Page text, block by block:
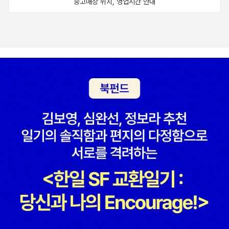
르겠습니다. 그래도 나는 그것을 감수할 용의가 있습니다. 나는 그런
내가 겪은 심적 고통을 안다면 나를 오히려 동정할 것입니다. (중략)
내가 여러분에게 병들고 가난한 모습으로 보이는 것이 나에게서 가장
흉한 면은 아닙니다. 나는 원칙의 혼돈 속에 빠졌습니다. 어둠 속에서
암중모색을 하고 있습니다. 선례를 따르는 것이 아니라 본능에 따라
행동하는 것입니다. 팔구년 전 내가 처음으로 이곳에 왔을 때 나에게
는 확고한 의견이 쏠쏠하게 비축되어 있었습니다. 그러나 그 의견들
은 하나씩 하나씩 나에게서 떨어져 나갔습니다. 나에게는 앞으로 나
아갈수록 확실한 것이 없습니다. 지금의 내 생활법규에서는 나 말고
는 누구에게도 해가 되지 않는, 오히려 내가 가장 사랑하는 사람들에
게 사실상 기쁨을 안겨주는 내 기호를 따르는 것 이외에 달리 할 것이
때문에 아프게 만들었던 사람. 그런데 시간이 지나 그를 다시 보니, 예
해 수다 떠는 것도 찐재미 아닌가. 그런데 니콜라, 신부일 때 잘생겼었
는데.... 속세의 남자가 되어보니, 그냥 보통남자 1 이네요... 하하하하
무튼 여자 둘이서 5년전 뜨겁게 잘생겨서 반했던 남자 얘기하면서,
예전처럼 잘생기진 않았더라고, 이러는 거 너무 좋았다. ㅋㅋㅋㅋㅋ
다. 방금 전에 구매자평 쓰긴 했는데, 아름다운 소설이다. 게다가 똑똑
한 소설이다. 와- 작가란, 그러니까 이야기를 만들어내는 사람이란,
이렇게 똑똑한게 맞지.. 라는 생각이 들면서, 나 따위, 머릿속에 아무
것도 없는데 뭘 쓰냐, 싶으면서 소설 쓴다고 깝치지 말자.. 라는 생각
다. 비싼 책값, 그 가치 이상을 하는 지만지 만의 (가끔) 특별한 책들.
압도적으로 비싼 책값이 부담스럽기는 하겠구나). 자본주의, 많은 것
을 소유하고 더 많은 부를 갖는 것이, 탐욕이 당연하게 여겨지는 사회,
잠깐이라도 브레이크를 걸어주는 작품. 아서 밀러, <다리에서 바라
본 풍경>캬, 역시 아서 밀러. 이 작품도 미쳤어. 질투와 배신, 포비아
적 감정에 대한 묘사 등 인간 내면의 강렬하고도 복잡한 심리와 욕망,
에서도 여전하다. <세일즈맨의 죽음>으로 유명한 아서 밀러, 이 작품
도 필독!(지만지 종이책 비싸다고 여겨지는 분은 전자책도 있어요....)
얼마전 페넬로페 님이 지만지 관계자냐고 물으셨는데 아닙니다. ㅋㅋ
생겨먹었는지, 여느때처럼 주말에 집으로 가다가 언덕 위에서 자기에
게 추근대는 젊은 여성을 만나게 되고 그녀를 욕망하게 된다. 매주 그
녀를 만나기를 고대한다. 어느 순간에는 공부가 다 뭐야, 나는 그녀만
있으면 된다, 막 이렇게 된단 말이지. 그녀를 만나느라 공부도 등한시
하게 되고 욕망에 이끌리고 키스하고 싶고.. 막 이러는데, 그를 유혹해
서 결혼하고 싶었던 여성 '아라벨라'는, 혹여라도 주드가 자기와 결혼
하지 않을까봐 임신했다고 거짓을 말하여 그와 결혼한다. 그러나 그
를 보고 그를 유혹하는 여성이란 어떤 여성인가. 그 마을에서 저 남자
랑 결혼해야지, 라고 마음먹은 여성의 처지란 것은 어차피 그와 비슷
한 처지가 아니겠는가. 가난한 수습공과 돼지치며 살아가는 농장의
에 어린 시절 동화(<행복한 왕자>)로 제일 먼저 알게 된 오스카 와일
와 하이드 씨>, <보물섬> 등을 쓴 로버트 루이스 스티븐슨. 어릴 때
<지킬...>을 너무 재미있게 읽어, 비교적 최근에 펭귄판으로 다시 봤
기 영문학인데, 그 대표자인 앤 래드클리프는 조신한(^^;;) 레이디였
다. 유감스럽게도 국내에는 소개가 안 되었지만, 도스토예프스키 초
기작을 연구하며 러시아어본으로 몇몇 소설을 읽고 탄복한 바 있다. /
<프랑켄슈타인>을 쓴 메리 셸리 역시 마찬가지. 심지어 아주 어릴(젊
을) 때 쓴 작품. 여기서 잠깐 어릴 때 읽은 영국의 추리 소설도 떠올려
본다. 요즘 베네딕트 컴버비치가 열연 중인 <셜록>이 코난 도일의 <
셜록 홈즈>와 유관한지 모르겠다. (볼 시간이 없다..-_-;;) *
의 거침, 척박함, 깊음, 이런 것들이 좀 더 부각되도록. 아무튼 이 영
온 한나가 글을 배우기로 결심하고 감옥 내 도서관에서 대출하는 책
의 이름. 바로 'The Lady with a Dog'였다. 자막 없이 알아듣는 둥
마는 둥 보다가(덕택에 재판 내용을 잘 접수 못함 -_-;;) 여기서 귀가
번쩍 뜨였다. 한나는 대출한 책을 펼쳐 놓고 열심히 글을 배운다.(처
음 줄 친 단어는 the.) 그게 바로 '개를 데리고 다니는 여인 - ...에 새
로운 인물이 나타났다...'라는 소설이다. 그 다음, 유부남이자 소위 '선
수'인 구로프와, 아이 없는, 아담한 체구의 유부녀 안나 사이에 연애가
전개된다. 우리 인생에서 제일 중요한 문제. 돈과 여자(남자). 즉, 돈
이 아니라면 사랑이다. 물론 연구할 만한 주제다. 이 책에서
다루는 작가는 이광수, 염상섭, 이상이다. 이 세 작가는 각각 지사적
토마스 하디의 소설. 기존에는 <비운의 주드>라고 번역되어 온 책이
면 하는 마음이. 장 자크 아노 감독의 영화 <연인>의 원작소설. 전후
프랑스 문학사에서 가장 문제적인 여류작가 중 한 명인 뒤라스는 프
>을 썼다고. 중국청년과 프랑스 아가씨의 사랑을 통해 인간의 욕망과
도덕성의 양면을 파헤친 작품. 이 작품은 콩쿠르상 수상작이기도 하
중고매장 위치, 영업시간 안내